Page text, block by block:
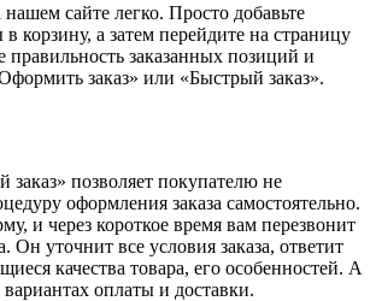
сайте легко. Просто добавьте
корзину, а затем перейдите на страницу
правильность заказанных позиций и
заказ» или «Быстрый заказ».
позволяет покупателю не
оформления заказа самостоятельно.
и через короткое время вам перезвонит
Он уточнит все условия заказа, ответит
качества товара, его особенностей. А
оплаты и доставки.